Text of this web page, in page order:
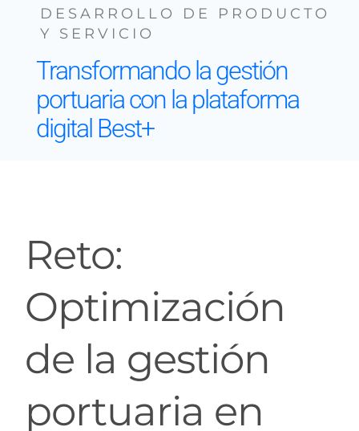
DESARROLLO DE PRODUCTO
Y SERVICIO
Transformando la gestión
portuaria con la plataforma
digital Best+
Reto:
Optimización
de la gestión
portuaria en